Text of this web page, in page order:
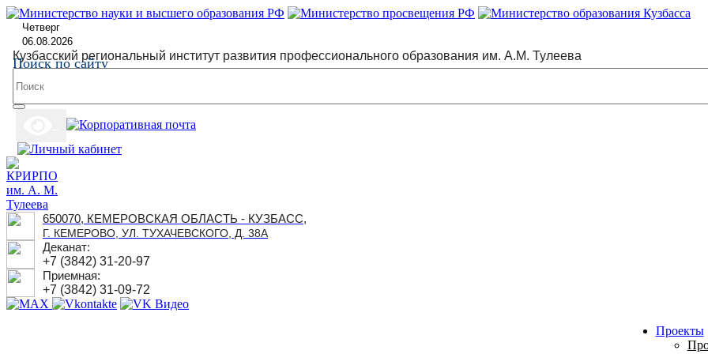
Четверг
06.08.2026
Кузбасский региональный институт развития профессионального образования им. А.М. Тулеева
Поиск по сайту
650070, КЕМЕРОВСКАЯ ОБЛАСТЬ - КУЗБАСС,
Г. КЕМЕРОВО, УЛ. ТУХАЧЕВСКОГО, Д. 38А
Деканат:
+7 (3842) 31-20-97
Приемная:
+7 (3842) 31-09-72
Проекты